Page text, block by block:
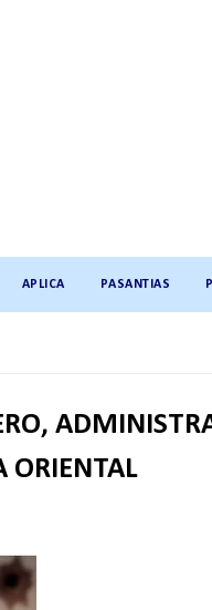
APLICA PASANTIAS
ORIENTAL